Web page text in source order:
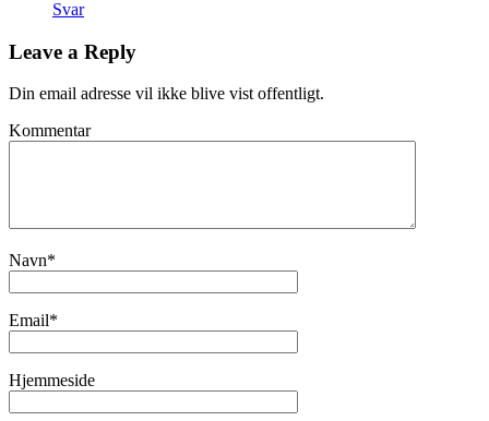
Svar
Leave a Reply
Din email adresse vil ikke blive vist offentligt.
Kommentar
Navn*
Email*
Hjemmeside